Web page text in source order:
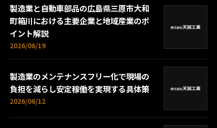
製造業と自動車部品の広島県三原市大和
町箱川における主要企業と地域産業のポ
イント解説
2026/06/19
製造業のメンテナンスフリー化で現場の
負担を減らし安定稼働を実現する具体策
2026/06/12